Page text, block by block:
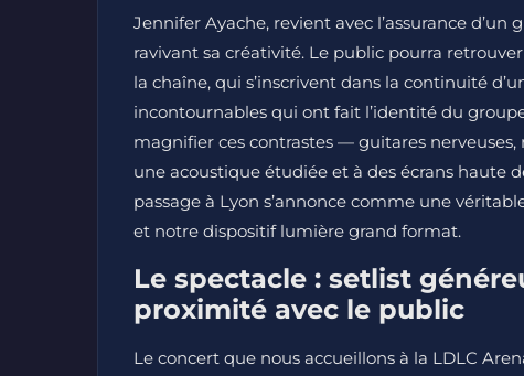
Jennifer Ayache, revient avec l’assurance
ravivant sa créativité. Le public pourra
la chaîne, qui s’inscrivent dans la continuité
incontournables qui ont fait l’identité du
magnifier ces contrastes — guitares
une acoustique étudiée et à des écrans haute
passage à Lyon s’annonce comme une
et notre dispositif lumière grand format.
Le spectacle : setlist
proximité avec le public
Le concert que nous accueillons à la LDLC